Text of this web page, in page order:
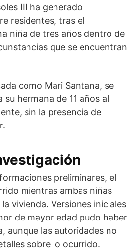
III ha generado
residentes, tras el
niña de tres años dentro de
que se encuentran
como Mari Santana, se
hermana de 11 años al
sin la presencia de
preliminares, el
mientras ambas niñas
vivienda. Versiones iniciales
de mayor edad pudo haber
aunque las autoridades no
sobre lo ocurrido.